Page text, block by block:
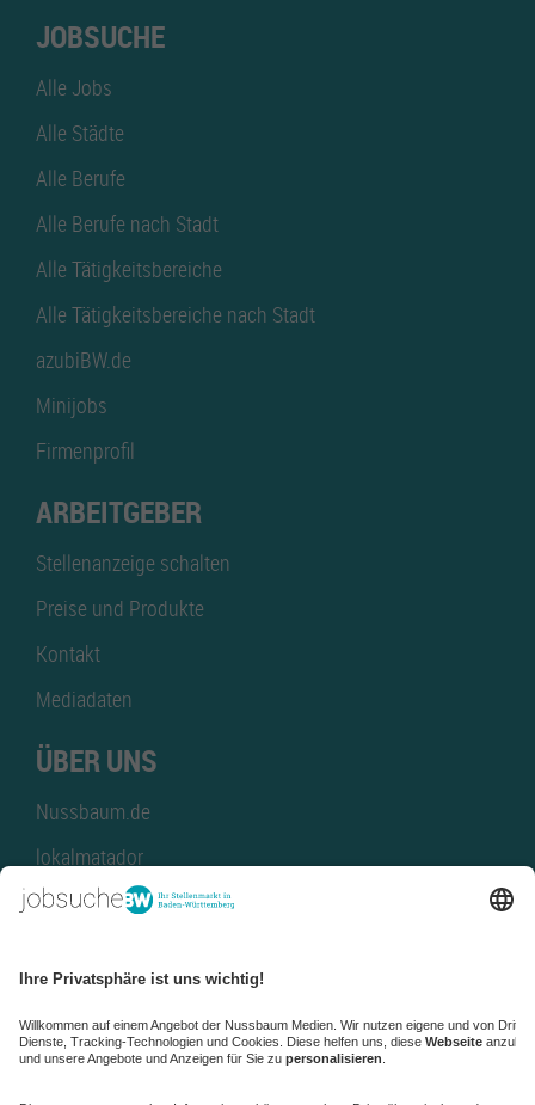
JOBSUCHE
Alle Jobs
Alle Städte
Alle Berufe
Alle Berufe nach Stadt
Alle Tätigkeitsbereiche
Alle Tätigkeitsbereiche nach Stadt
azubiBW.de
Minijobs
Firmenprofil
ARBEITGEBER
Stellenanzeige schalten
Preise und Produkte
Kontakt
Mediadaten
ÜBER UNS
Nussbaum.de
lokalmatador
kaufinBW
NussbaumID
Nussbaum Medien